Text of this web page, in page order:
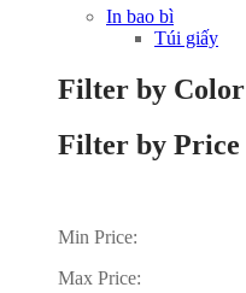
In bao bì
Túi giấy
Filter by Color
Filter by Price
Min Price:
Max Price: